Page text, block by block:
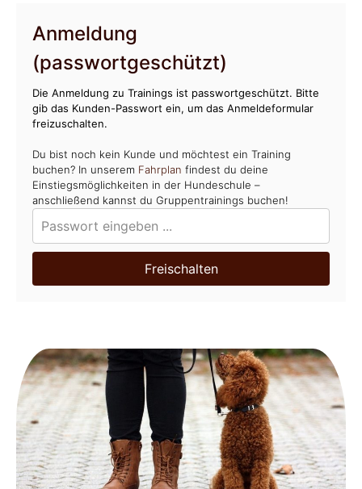
Anmeldung
(passwortgeschützt)
Die Anmeldung zu Trainings ist passwortgeschützt. Bitte
gib das Kunden-Passwort ein, um das Anmeldeformular
freizuschalten.
Du bist noch kein Kunde und möchtest ein Training
buchen? In unserem Fahrplan findest du deine
Einstiegsmöglichkeiten in der Hundeschule –
anschließend kannst du Gruppentrainings buchen!
Freischalten